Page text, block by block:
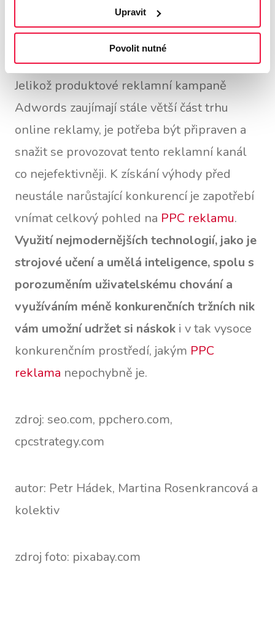
Upravit
Povolit nutné
vaše přímá konkurence. Zjistěte, jaké typy
fotografií, jaké popisky a jaká cena zabírají na
zákazníky nejlépe. Často tak odhalíte způsob, jak
Jelikož produktové reklamní kampaně
Adwords zaujímají stále větší část trhu
online reklamy, je potřeba být připraven a
snažit se provozovat tento reklamní kanál
co nejefektivněji. K získání výhody před
neustále narůstající konkurencí je zapotřebí
vnímat celkový pohled na PPC reklamu.
Využití nejmodernějších technologií, jako je
strojové učení a umělá inteligence, spolu s
porozuměním uživatelskému chování a
využíváním méně konkurenčních tržních nik
vám umožní udržet si náskok i v tak vysoce
konkurenčním prostředí, jakým PPC
reklama nepochybně je.
zdroj: seo.com, ppchero.com,
cpcstrategy.com
autor: Petr Hádek, Martina Rosenkrancová a
kolektiv
zdroj foto: pixabay.com